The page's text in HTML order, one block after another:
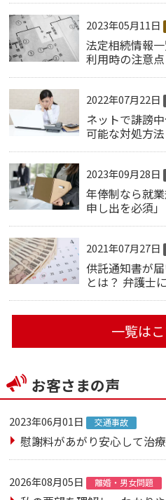
2023年05月11日
法定相続情報
利用時の注意
2022年07月22日
ネットで誹謗
可能な対処方
2023年09月28日
年俸制なら就
申し出を必須
2021年07月27日
供託通知書が
とは？ 弁護士
一覧は
お客さまの声
2023年06月01日 交通事故
慰謝料があがり安心して治
2026年08月05日 離婚・男女問題